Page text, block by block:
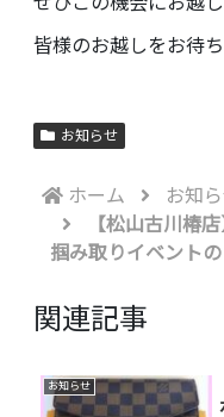
皆様のお越しをお待
お知らせ
ホーム
お知
【松山古川椿
掴み取りイベント
関連記事
お知らせ